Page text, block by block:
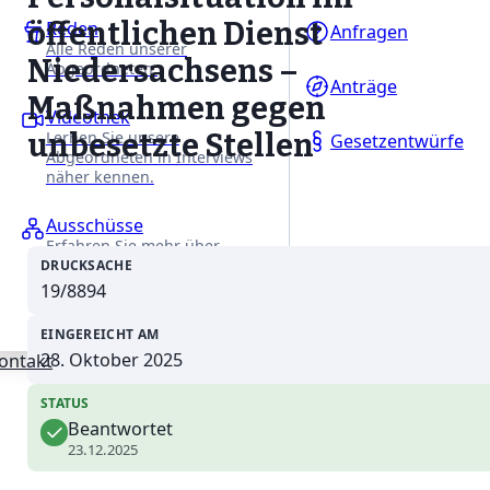
Reden
Alle Reden unserer
Abgeordneten.
Videothek
Lernen Sie unsere
Abgeordneten in Interviews
näher kennen.
Ausschüsse
Erfahren Sie mehr über
unsere Arbeit in den
Fachausschüssen des
Anfragen
Anträge
Gesetzentwürfe
öffentlichen Dienst
Niedersachsens –
Maßnahmen gegen
unbesetzte Stellen
DRUCKSACHE
19/8894
EINGEREICHT AM
28. Oktober 2025
STATUS
Beantwortet
23.12.2025